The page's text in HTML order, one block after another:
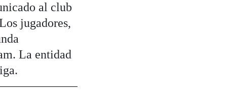
al club
jugadores,
La entidad